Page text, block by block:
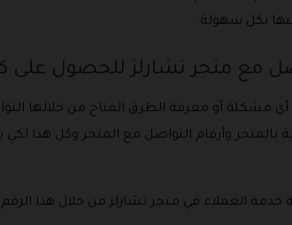
بكل سهولة.
مع متجر تشارلز للحصول على
مشكلة أو معرفة الطرق المتاح من خلالها
بالمتجر وأرقام التواصل مع المتجر وكل هذا
العملاء في متجر تشارلز من خلال هذا الرقم 8003015000.